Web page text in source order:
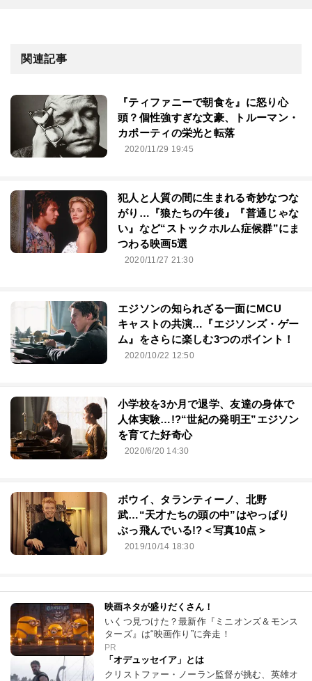
関連記事
『ティファニーで朝食を』に怒り心
頭？個性強すぎな文豪、トルーマン・
カポーティの栄光と転落
2020/11/29 19:45
犯人と人質の間に生まれる奇妙なつな
がり…『狼たちの午後』『普通じゃな
い』など“ストックホルム症候群”にま
つわる映画5選
2020/11/27 21:30
エジソンの知られざる一面にMCU
キャストの共演…『エジソンズ・ゲー
ム』をさらに楽しむ3つのポイント！
2020/10/22 12:50
小学校を3か月で退学、友達の身体で
人体実験…!?“世紀の発明王”エジソン
を育てた好奇心
2020/6/20 14:30
ボウイ、タランティーノ、北野
武…“天才たちの頭の中”はやっぱり
ぶっ飛んでいる!?＜写真10点＞
2019/10/14 18:30
映画ネタが盛りだくさん！
いくつ見つけた？最新作『ミニオンズ＆モンス
ターズ』は“映画作り”に奔走！
PR
「オデュッセイア」とは
クリストファー・ノーラン監督が挑む、英雄オ